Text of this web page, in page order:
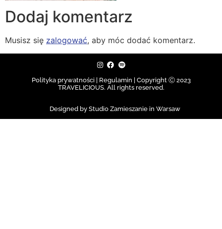
Dodaj komentarz
Musisz się zalogować, aby móc dodać komentarz.
Polityka prywatności | Regulamin | Copyright Ⓒ 2023
TRAVELICIOUS. All rights reserved.
Designed by Studio Zamieszanie in Warsaw